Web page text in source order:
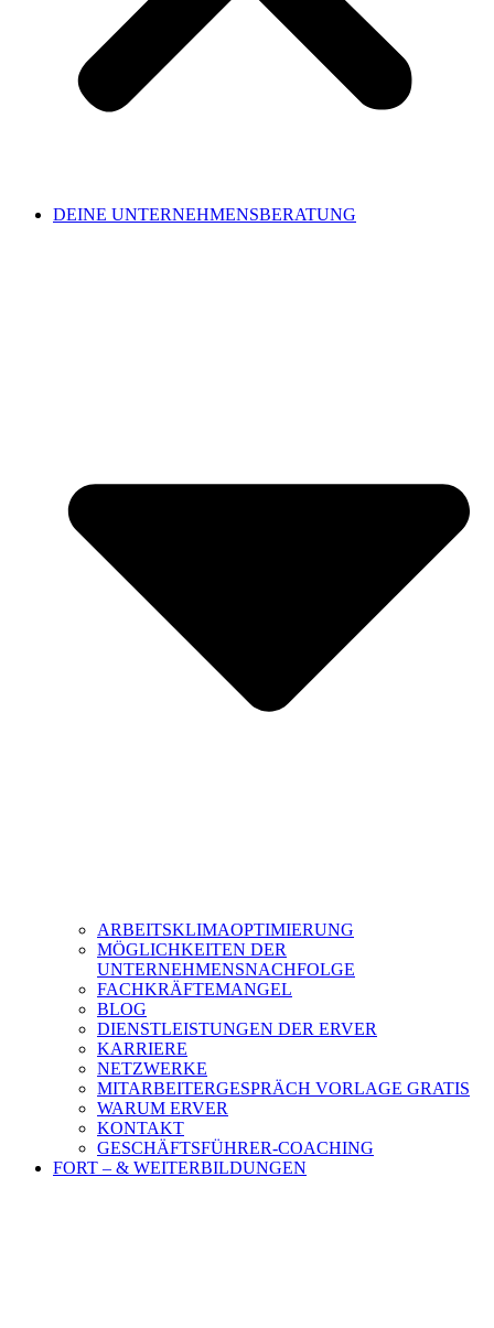
DEINE UNTERNEHMENSBERATUNG
ARBEITSKLIMAOPTIMIERUNG
MÖGLICHKEITEN DER
UNTERNEHMENSNACHFOLGE
FACHKRÄFTEMANGEL
BLOG
DIENSTLEISTUNGEN DER ERVER
KARRIERE
NETZWERKE
MITARBEITERGESPRÄCH VORLAGE GRATIS
WARUM ERVER
KONTAKT
GESCHÄFTSFÜHRER-COACHING
FORT – & WEITERBILDUNGEN